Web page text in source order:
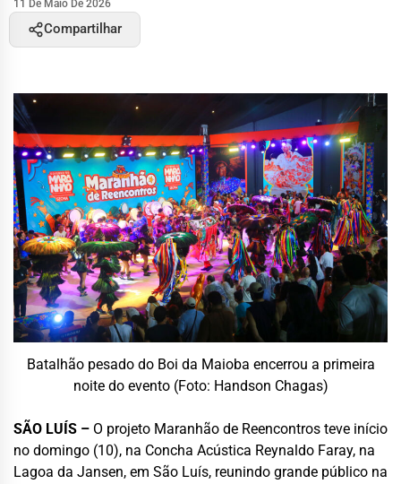
11 De Maio De 2026
Compartilhar
Batalhão pesado do Boi da Maioba encerrou a primeira
noite do evento (Foto: Handson Chagas)
SÃO LUÍS – O projeto Maranhão de Reencontros teve início
no domingo (10), na Concha Acústica Reynaldo Faray, na
Lagoa da Jansen, em São Luís, reunindo grande público na